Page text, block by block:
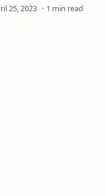
1 min read